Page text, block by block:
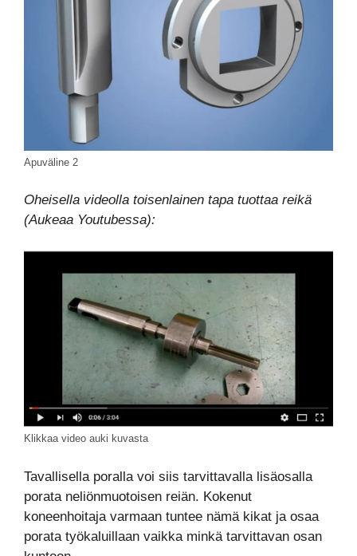
Apuväline 2
Oheisella videolla toisenlainen tapa tuottaa reikä
(Aukeaa Youtubessa):
Klikkaa video auki kuvasta
Tavallisella poralla voi siis tarvittavalla lisäosalla
porata neliönmuotoisen reiän. Kokenut
koneenhoitaja varmaan tuntee nämä kikat ja osaa
porata työkaluillaan vaikka minkä tarvittavan osan